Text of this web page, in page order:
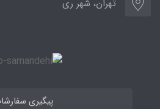
تهران، شهر ری
پیگیری